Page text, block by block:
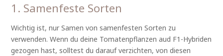
1. Samenfeste Sorten
Wichtig ist, nur Samen von samenfesten Sorten zu
verwenden. Wenn du deine Tomatenpflanzen aud F1-Hybriden
gezogen hast, solltest du darauf verzichten, von diesen